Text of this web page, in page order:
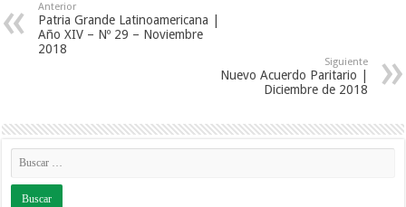
Anterior
Patria Grande Latinoamericana |
Año XIV – Nº 29 – Noviembre
2018
Siguiente
Nuevo Acuerdo Paritario |
Diciembre de 2018